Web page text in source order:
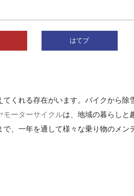
はてブ
くれる存在がいます。バイクから除
モーターサイクルは、地域の暮らしと
、一年を通して様々な乗り物のメン